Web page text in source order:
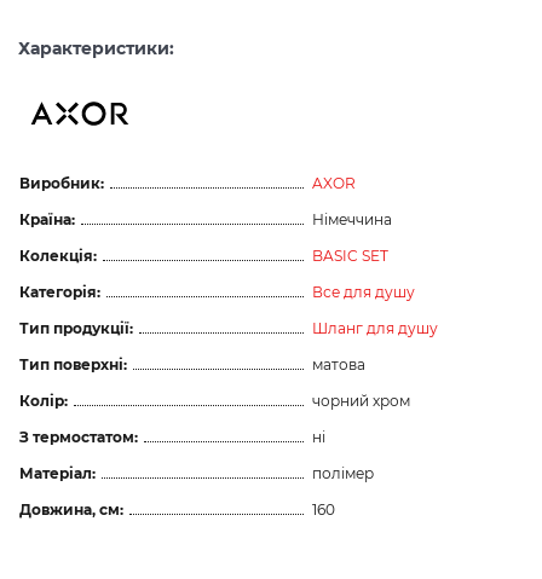
Характеристики:
Виробник:
AXOR
Країна:
Німеччина
Колекція:
BASIC SET
Категорія:
Все для душу
Тип продукції:
Шланг для душу
Тип поверхні:
матова
Колір:
чорний хром
З термостатом:
ні
Матеріал:
полімер
Довжина, см:
160